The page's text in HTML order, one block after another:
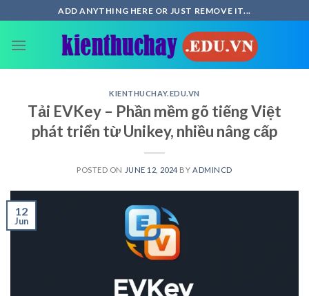
to
content
ADD ANYTHING HERE OR JUST REMOVE IT...
KIENTHUCHAY.EDU.VN
Tải EVKey – Phần mềm gõ tiếng Việt
phát triển từ Unikey, nhiều nâng cấp
POSTED ON JUNE 12, 2024 BY ADMINCD
12
Jun